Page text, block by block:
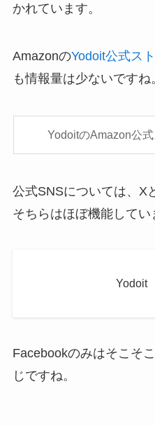
かれています。
AmazonのYodoit公式ス
も情報量は少ないですね
YodoitのAmazon公
公式SNSについては、X
そちらはほぼ機能してい
Yodoit
Facebookのみはそこそ
じですね。